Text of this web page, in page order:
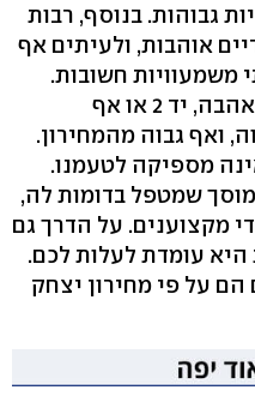
גבוהות. בנוסף, רבות
אוהבות, ולעיתים אף
משמעוויות חשובות.
הראשונה: מכונית שטופלה באהבה, יד 2 או אף
ואף גבוה מהמחירון.
מספיקה לטעמנו.
שמטפל בדומות לה,
מקצוענים. על הדרך גם
עומדת לעלות לכם.
על פי מחירון יצחק